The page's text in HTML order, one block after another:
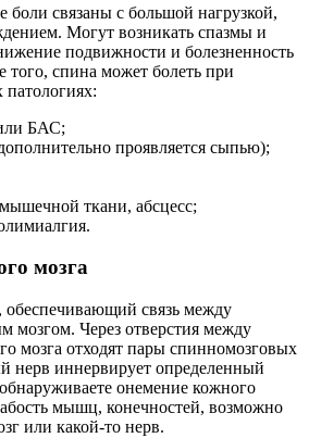
связаны с большой нагрузкой,
Могут возникать спазмы и
подвижности и болезненность
спина может болеть при
БАС;
проявляется сыпью);
ткани, абсцесс;
мозга
связь между
мозгом. Через отверстия между
мозга отходят пары спинномозговых
нерв иннервирует определенный
онемение кожного
мышц, конечностей, возможно
или какой-то нерв.